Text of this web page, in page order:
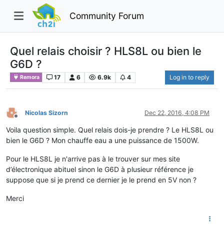
Community Forum
Quel relais choisir ? HLS8L ou bien le
G6D ?
Remora 17 6 6.9k 4 Log in to reply
Offline
Nicolas Sizorn Dec 22, 2016, 4:08 PM
Voila question simple. Quel relais dois-je prendre ? Le HLS8L ou
bien le G6D ? Mon chauffe eau a une puissance de 1500W.
Pour le HLS8L je n'arrive pas à le trouver sur mes site
d’électronique abituel sinon le G6D à plusieur référence je
suppose que si je prend ce dernier je le prend en 5V non ?
Merci